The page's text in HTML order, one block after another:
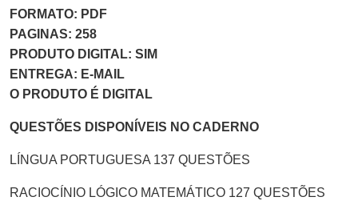
FORMATO: PDF
PAGINAS: 258
PRODUTO DIGITAL: SIM
ENTREGA: E-MAIL
O PRODUTO É DIGITAL
QUESTÕES DISPONÍVEIS NO CADERNO
LÍNGUA PORTUGUESA 137 QUESTÕES
RACIOCÍNIO LÓGICO MATEMÁTICO 127 QUESTÕES